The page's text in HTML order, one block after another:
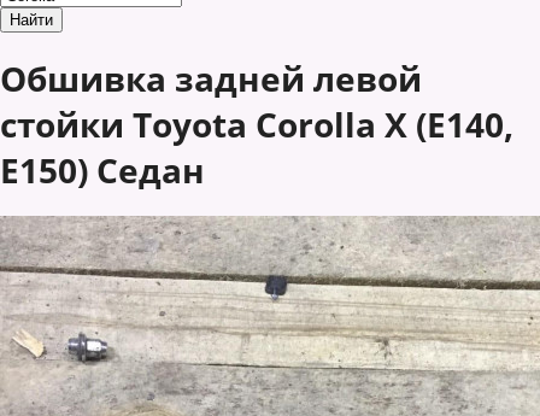
Обшивка задней левой
стойки Toyota Corolla X (E140,
E150) Седан